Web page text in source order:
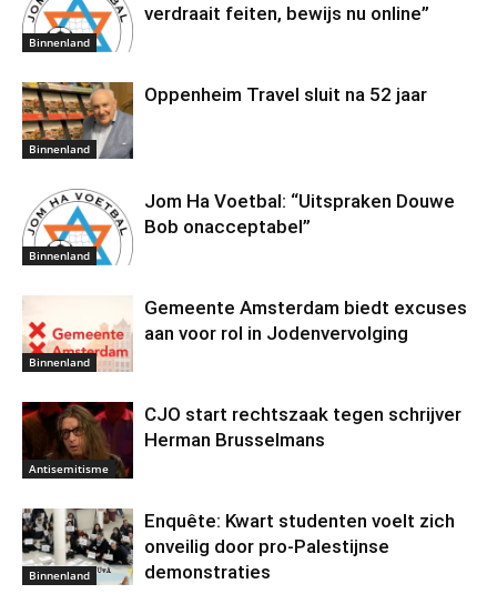
Binnenland
verdraait feiten, bewijs nu online”
Binnenland
Oppenheim Travel sluit na 52 jaar
Binnenland
Jom Ha Voetbal: “Uitspraken Douwe
Bob onacceptabel”
Binnenland
Gemeente Amsterdam biedt excuses
aan voor rol in Jodenvervolging
Antisemitisme
CJO start rechtszaak tegen schrijver
Herman Brusselmans
Binnenland
Enquête: Kwart studenten voelt zich
onveilig door pro-Palestijnse
demonstraties